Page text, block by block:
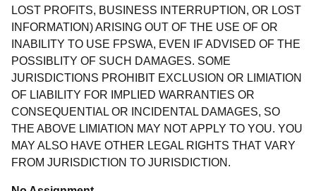
LOST PROFITS, BUSINESS INTERRUPTION, OR LOST
INFORMATION) ARISING OUT OF THE USE OF OR
INABILITY TO USE FPSWA, EVEN IF ADVISED OF THE
POSSIBLITY OF SUCH DAMAGES. SOME
JURISDICTIONS PROHIBIT EXCLUSION OR LIMIATION
OF LIABILITY FOR IMPLIED WARRANTIES OR
CONSEQUENTIAL OR INCIDENTAL DAMAGES, SO
THE ABOVE LIMIATION MAY NOT APPLY TO YOU. YOU
MAY ALSO HAVE OTHER LEGAL RIGHTS THAT VARY
FROM JURISDICTION TO JURISDICTION.